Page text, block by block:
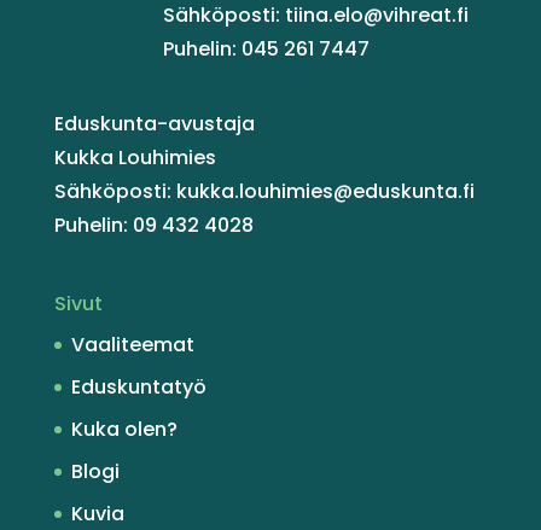
Sähköposti: tiina.elo@vihreat.fi
Puhelin: 045 261 7447
Eduskunta-avustaja
Kukka Louhimies
Sähköposti: kukka.louhimies@eduskunta.fi
Puhelin: 09 432 4028
Sivut
Vaaliteemat
Eduskuntatyö
Kuka olen?
Blogi
Kuvia